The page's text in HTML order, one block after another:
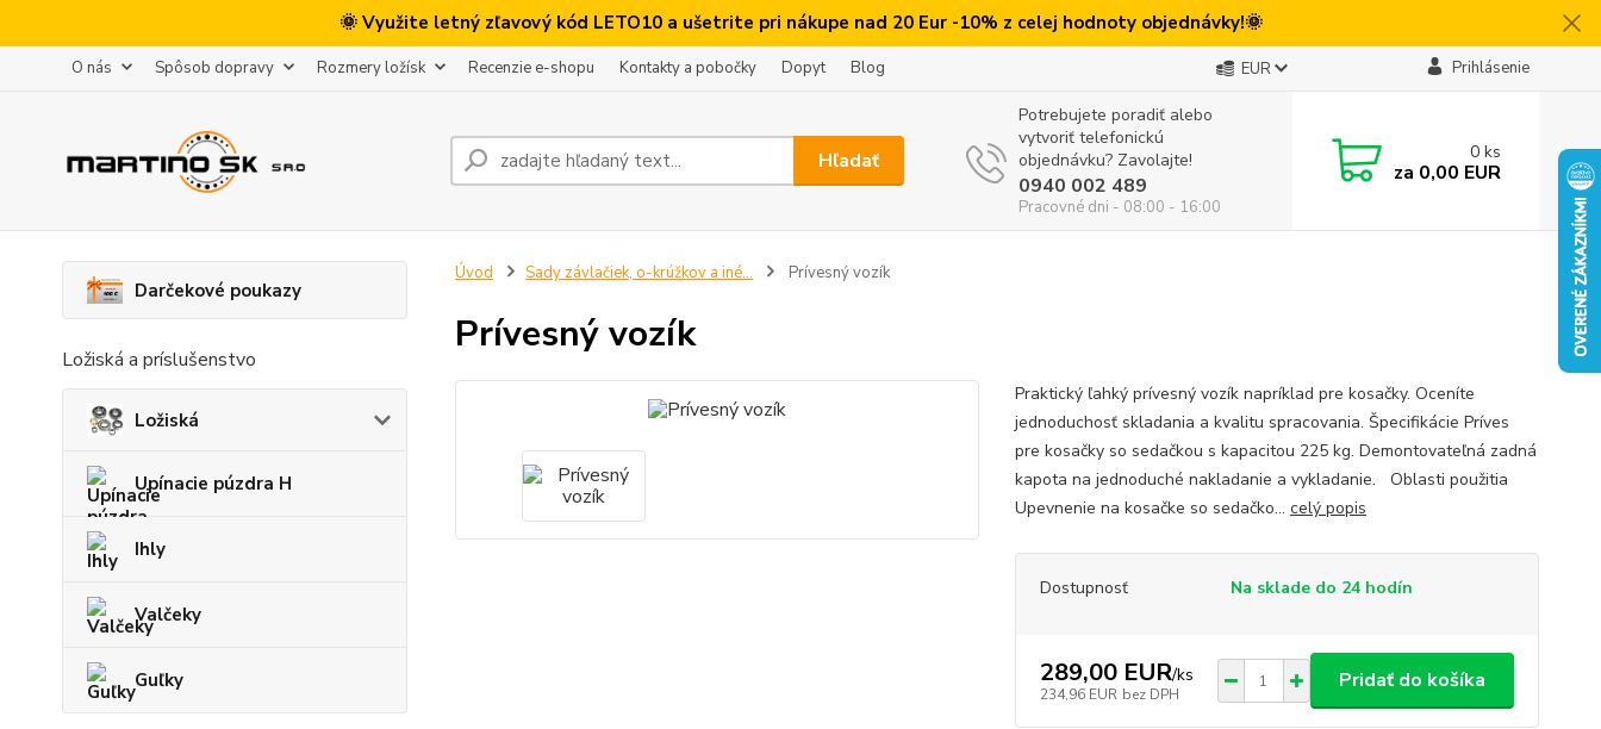
🌞 Využite letný zľavový kód LETO10 a ušetrite pri nákupe nad 20 Eur -10% z celej hodnoty objednávky!🌞
O nás Spôsob dopravy Rozmery ložísk Recenzie e-shopu Kontakty a pobočky Dopyt Blog EUR Prihlásenie
Hľadať
Potrebujete poradiť alebo
vytvoriť telefonickú
objednávku? Zavolajte!
0940 002 489
Pracovné dni - 08:00 - 16:00
0 ks
za 0,00 EUR
Darčekové poukazy
Ložiská a príslušenstvo
Ložiská
Upínacie púzdra H
Ihly
Valčeky
Guľky
Úvod Sady závlačiek, o-krúžkov a iné... Prívesný vozík
Prívesný vozík
Praktický ľahký prívesný vozík napríklad pre kosačky. Oceníte
jednoduchosť skladania a kvalitu spracovania. Špecifikácie Príves
pre kosačky so sedačkou s kapacitou 225 kg. Demontovateľná zadná
kapota na jednoduché nakladanie a vykladanie. Oblasti použitia
Upevnenie na kosačke so sedačko... celý popis
Dostupnosť Na sklade do 24 hodín
289,00 EUR/ks
234,96 EUR bez DPH
Pridať do košíka